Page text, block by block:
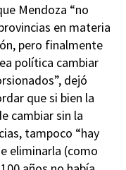
Mendoza “no
en materia
pero finalmente
política cambiar
dejó
que si bien la
cambiar sin la
tampoco “hay
eliminarla (como